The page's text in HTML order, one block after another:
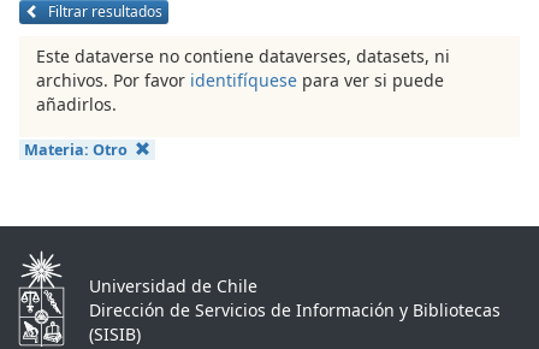
Filtrar resultados
Este dataverse no contiene dataverses, datasets, ni
archivos. Por favor identifíquese para ver si puede
añadirlos.
Materia: Otro
Universidad de Chile
Dirección de Servicios de Información y Bibliotecas
(SISIB)